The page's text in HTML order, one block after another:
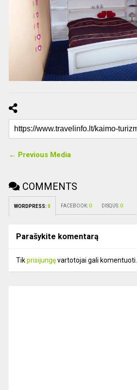
← Previous Media
COMMENTS
WORDPRESS: 0 FACEBOOK: 0 DISQUS: 0
Parašykite komentarą
Tikprisijungęvartotojai gali komentuoti.